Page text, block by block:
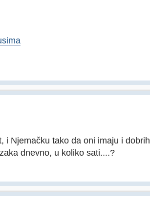
i Njemačku tako da oni imaju i dobrih
dnevno, u koliko sati....?